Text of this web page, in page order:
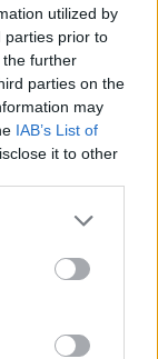
utilized by
parties prior to
further
parties on the
may
IAB’s List of
it to other
500 ezer,
és 50